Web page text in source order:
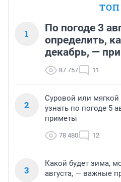
ТОП
1
По погоде 3
определить,
декабрь, —
87 757 11
2
Суровой или
узнать по погоде 5
приметы
78 480 12
3
Какой будет зима,
августа, — важные